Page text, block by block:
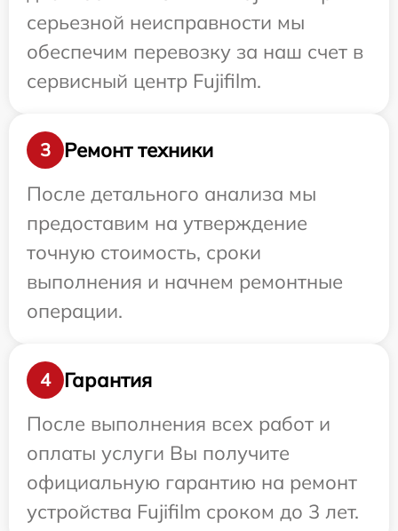
серьезной неисправности мы
обеспечим перевозку за наш счет в
сервисный центр Fujifilm.
3
Ремонт техники
После детального анализа мы
предоставим на утверждение
точную стоимость, сроки
выполнения и начнем ремонтные
операции.
4
Гарантия
После выполнения всех работ и
оплаты услуги Вы получите
официальную гарантию на ремонт
устройства Fujifilm сроком до 3 лет.